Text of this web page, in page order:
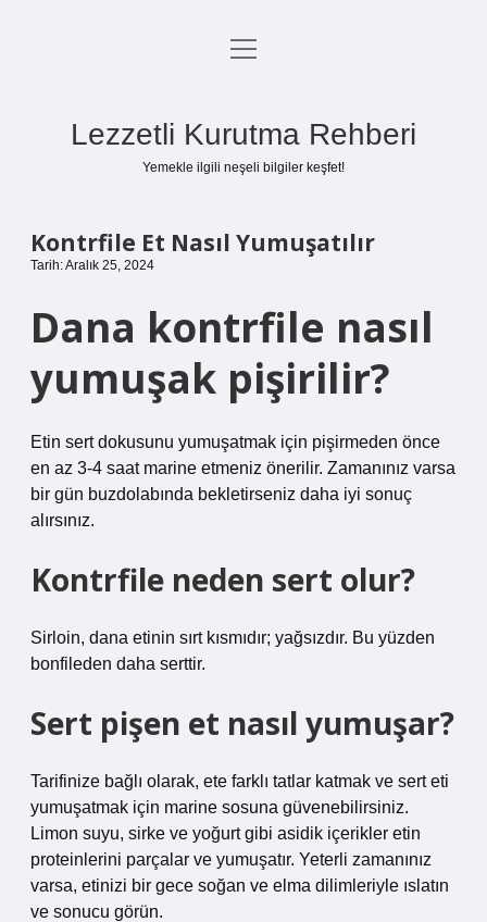
Anasayfa
menüyü
Lezzetli Kurutma Rehberi
Yemekle ilgili neşeli bilgiler keşfet!
Kontrfile Et Nasıl Yumuşatılır
Tarih: Aralık 25, 2024
Dana kontrfile nasıl
yumuşak pişirilir?
Etin sert dokusunu yumuşatmak için pişirmeden önce
en az 3-4 saat marine etmeniz önerilir. Zamanınız varsa
bir gün buzdolabında bekletirseniz daha iyi sonuç
alırsınız.
Kontrfile neden sert olur?
Sirloin, dana etinin sırt kısmıdır; yağsızdır. Bu yüzden
bonfileden daha serttir.
Sert pişen et nasıl yumuşar?
Tarifinize bağlı olarak, ete farklı tatlar katmak ve sert eti
yumuşatmak için marine sosuna güvenebilirsiniz.
Limon suyu, sirke ve yoğurt gibi asidik içerikler etin
proteinlerini parçalar ve yumuşatır. Yeterli zamanınız
varsa, etinizi bir gece soğan ve elma dilimleriyle ıslatın
ve sonucu görün.